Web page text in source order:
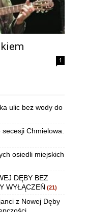
1
ulic bez wody do
Chmielowa.
osiedli miejskich
DĘBY BEZ
WYŁĄCZEŃ (21)
z Nowej Dęby